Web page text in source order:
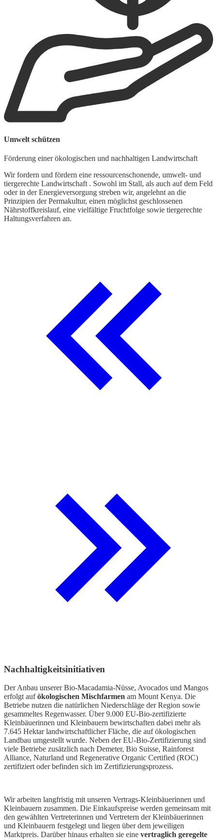
Umwelt schützen
Förderung einer ökologischen und nachhaltigen Landwirtschaft
Wir fordern und fördern eine ressourcenschonende, umwelt- und
tiergerechte Landwirtschaft . Sowohl im Stall, als auch auf dem Feld
oder in der Energieversorgung streben wir, angelehnt an die
Prinzipien der Permakultur, einen möglichst geschlossenen
Nährstoffkreislauf, eine vielfältige Fruchtfolge sowie tiergerechte
Haltungsverfahren an.
Nachhaltigkeitsinitiativen
Der Anbau unserer Bio-Macadamia-Nüsse, Avocados und Mangos
erfolgt aufökologischen Mischfarmen am Mount Kenya. Die
Betriebe nutzen die natürlichen Niederschläge der Region sowie
gesammeltes Regenwasser. Über 9.000 EU-Bio-zertifizierte
Kleinbäuerinnen und Kleinbauern bewirtschaften dabei mehr als
7.645 Hektar landwirtschaftlicher Fläche, die auf ökologischen
Landbau umgestellt wurde. Neben der EU-Bio-Zertifizierung sind
viele Betriebe zusätzlich nach Demeter, Bio Suisse, Rainforest
Alliance, Naturland und Regenerative Organic Certified (ROC)
zertifiziert oder befinden sich im Zertifizierungsprozess.
Wir arbeiten langfristig mit unseren Vertrags-Kleinbäuerinnen und
Kleinbauern zusammen. Die Einkaufspreise werden gemeinsam mit
den gewählten Vertreterinnen und Vertretern der Kleinbäuerinnen
und Kleinbauern festgelegt und liegen über dem jeweiligen
Marktpreis. Darüber hinaus erhalten sie eine vertraglich geregelte